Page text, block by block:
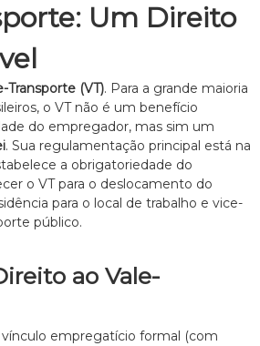
F
a
m
í
l
i
a
,
t
Um Direito
Transporte (VT). Para a grande maioria
o VT não é um benefício
do empregador, mas sim um
. Sua regulamentação principal está na
a obrigatoriedade do
o VT para o deslocamento do
para o local de trabalho e vice-
público.
ao Vale-
empregatício formal (com